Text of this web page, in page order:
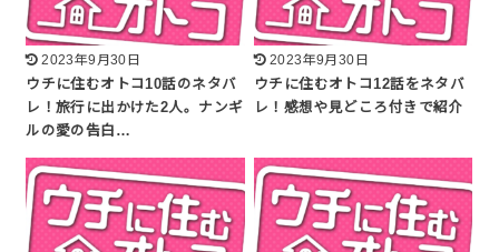
2023年9月30日
ウチに住むオトコ10話のネタバ
レ！旅行に出かけた2人。ナンギ
ルの愛の告白…
2023年9月30日
ウチに住むオトコ12話をネタバ
レ！感想や見どころ付きで紹介